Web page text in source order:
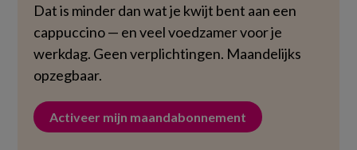
Dat is minder dan wat je kwijt bent aan een
cappuccino — en veel voedzamer voor je
werkdag. Geen verplichtingen. Maandelijks
opzegbaar.
Activeer mijn maandabonnement